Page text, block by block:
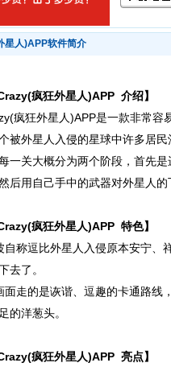
人)APP软件简介
疯狂外星人)APP 介绍】
狂外星人)APP是一款非常容
被外星人入侵的星球中许多居
一关大概分为两个阶段，首先
后用自己手中的武器对外星人的
疯狂外星人)APP 特色】
逗比外星人入侵原本安宁、
去了。
的是诙谐、逗趣的卡通路线
的洋葱头。
疯狂外星人)APP 亮点】